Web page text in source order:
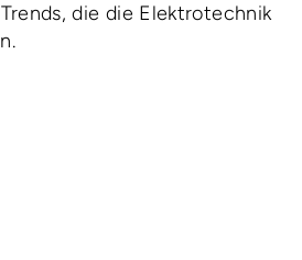
die die Elektrotechnik